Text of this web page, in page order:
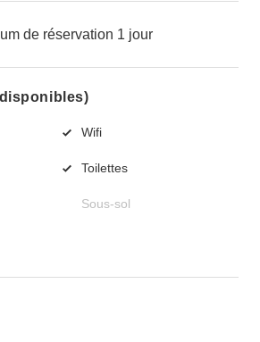
de réservation 1 jour
Wifi
Toilettes
Sous-sol